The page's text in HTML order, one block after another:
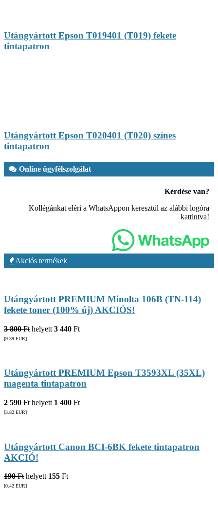
Utángyártott Epson T019401 (T019) fekete
tintapatron
Utángyártott Epson T020401 (T020) színes
tintapatron
Online ügyfélszolgálat
Kérdése van?
Kollégánkat eléri a WhatsAppon keresztül az alábbi logóra
kattintva!
Akciós termékek
Utángyártott PREMIUM Minolta 106B (TN-114)
fekete toner (100% új) AKCIÓS!
3 800 Ft helyett 3 440 Ft
[9.39 EUR]
Utángyártott PREMIUM Epson T3593XL (35XL)
magenta tintapatron
2 590 Ft helyett 1 400 Ft
[3.82 EUR]
Utángyártott Canon BCI-6BK fekete tintapatron
AKCIÓ!
190 Fthelyett 155 Ft
[0.42 EUR]